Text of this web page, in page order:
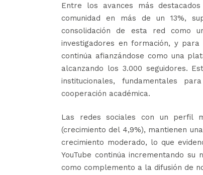
Entre los avances más
comunidad en más de un 13%,
consolidación de esta red como
investigadores en formación, y para
continúa afianzándose como una
alcanzando los 3.000 seguidores.
institucionales, fundamentales
cooperación académica.
Las redes sociales con un perfil
(crecimiento del 4,9%), mantienen
crecimiento moderado, lo que
YouTube continúa incrementando
como complemento a la difusión de